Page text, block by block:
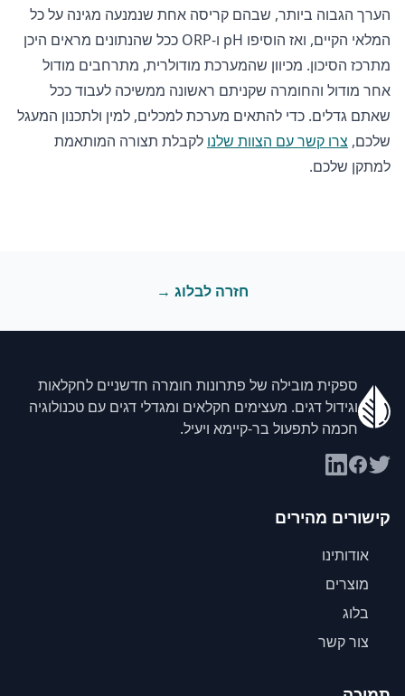
הערך הגבוה ביותר, שבהם קריסה אחת שנמנעה מגינה על כל
המלאי הקיים, ואז הוסיפו pH ו-ORP ככל שהנתונים מראים היכן
מתרכז הסיכון. מכיוון שהמערכת מודולרית, מתרחבים מודול
אחר מודול והחומרה שקניתם ראשונה ממשיכה לעבוד ככל
שאתם גדלים. כדי להתאים מערכת למכלים, למין ולתכנון המעגל
שלכם, צרו קשר עם הצוות שלנו לקבלת תצורה המותאמת
למתקן שלכם.
חזרה לבלוג →
ספקית מובילה של פתרונות חומרה חדשניים לחקלאות
וגידול דגים. מעצימים חקלאים ומגדלי דגים עם טכנולוגיה
חכמה לתפעול בר-קיימא ויעיל.
קישורים מהירים
אודותינו
מוצרים
בלוג
צור קשר